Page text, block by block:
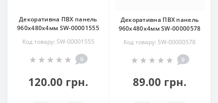
Декоративна ПВХ панель
960х480х4мм SW-00001555
Код товару: SW-00001555
0
120.00 грн.
Декоративна ПВХ панель
960х480х4мм SW-00000578
Код товару: SW-00000578
0
89.00 грн.